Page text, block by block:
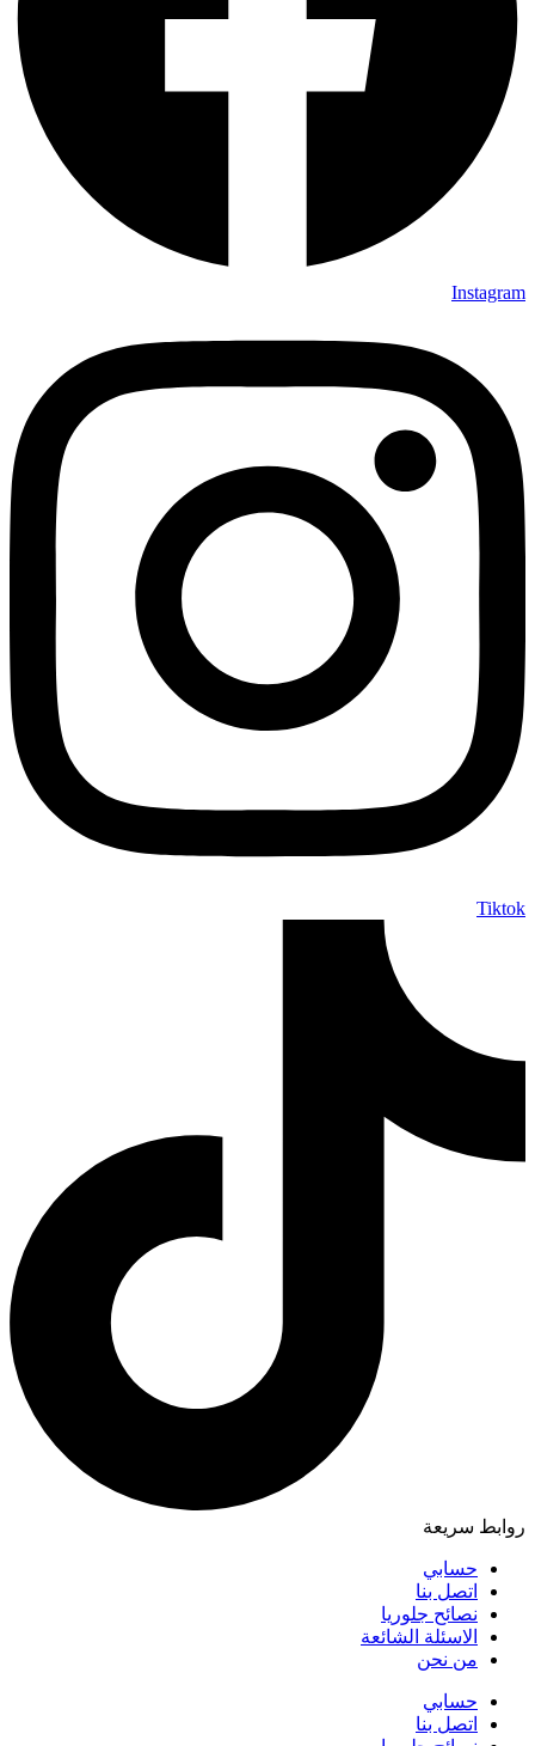
Instagram
Tiktok
روابط سريعة
حسابي
اتصل بنا
نصائح جلوريا
الاسئلة الشائعة
من نحن
حسابي
اتصل بنا